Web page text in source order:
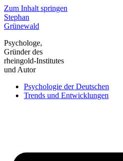
Zum Inhalt springen
Stephan
Grünewald
Psychologe,
Gründer des
rheingold-Institutes
und Autor
Psychologie der Deutschen
Trends und Entwicklungen